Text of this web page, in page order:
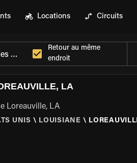
Locations Circuits
Retour au même
endroit
LA
Loreauville, LA
UNIS \ LOUISIANE \
SPÉCIFICATIONS DE LA MOTO